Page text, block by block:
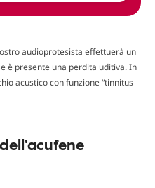
audioprotesista effettuerà un
è presente una perdita uditiva. In
acustico con funzione “tinnitus